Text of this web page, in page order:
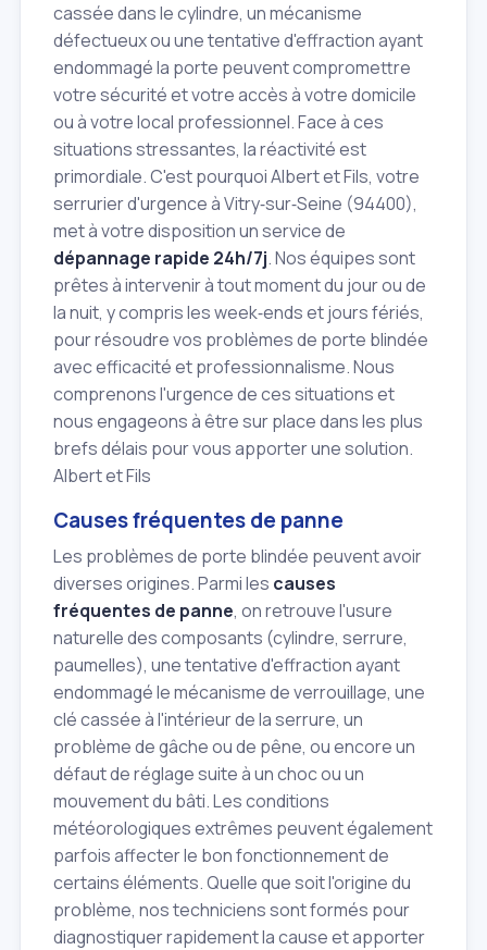
cassée dans le cylindre, un mécanisme
défectueux ou une tentative d'effraction ayant
endommagé la porte peuvent compromettre
votre sécurité et votre accès à votre domicile
ou à votre local professionnel. Face à ces
situations stressantes, la réactivité est
primordiale. C'est pourquoi Albert et Fils, votre
serrurier d'urgence à Vitry‑sur‑Seine (94400),
met à votre disposition un service de
dépannage rapide 24h/7j. Nos équipes sont
prêtes à intervenir à tout moment du jour ou de
la nuit, y compris les week‑ends et jours fériés,
pour résoudre vos problèmes de porte blindée
avec efficacité et professionnalisme. Nous
comprenons l'urgence de ces situations et
nous engageons à être sur place dans les plus
brefs délais pour vous apporter une solution.
Albert et Fils
Causes fréquentes de panne
Les problèmes de porte blindée peuvent avoir
diverses origines. Parmi les causes
fréquentes de panne, on retrouve l'usure
naturelle des composants (cylindre, serrure,
paumelles), une tentative d'effraction ayant
endommagé le mécanisme de verrouillage, une
clé cassée à l'intérieur de la serrure, un
problème de gâche ou de pêne, ou encore un
défaut de réglage suite à un choc ou un
mouvement du bâti. Les conditions
météorologiques extrêmes peuvent également
parfois affecter le bon fonctionnement de
certains éléments. Quelle que soit l'origine du
problème, nos techniciens sont formés pour
diagnostiquer rapidement la cause et apporter